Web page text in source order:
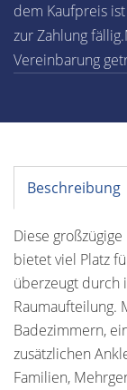
dem Kaufpreis
zur Zahlung
Vereinbarung
Beschreibung
Diese
bietet viel Platz
überzeugt durch
Raumaufteilung.
Badezimmern,
zusätzlichen
Familien,